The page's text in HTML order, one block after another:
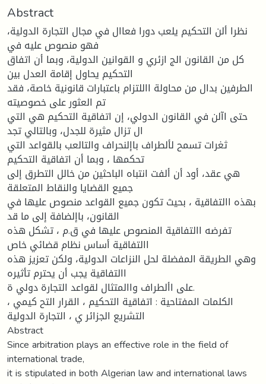
Abstract
نظرا ألن التحكيم يلعب دورا فعاال في مجال التجارة الدولية،
فهو منصوص عليه في
كل من القانون الج ازئري و القوانين الدولية، وبما أن اتفاق
التحكيم يحاول إقامة العدل بين
الطرفين بدال من محاولة االلتزام باعتبارات قانونية خاصة، فقد
تم العثور على خصوصيته
حتى اآلن في القانون الدولي، إن اتفاقية التحكيم هي التي
ال تزال مثيرة للجدل، وبالتالي تجد
ثغرات تسمح لألطراف باإلنحراف والتالعب بالقواعد التي
تحكمها ، وبما أن اتفاقية التحكيم
هي عقد، أود أن ألفت انتباه الباحثين من خالل التطرق إلى
جميع القضايا والنقاط المتعلقة
بهذه االتفاقية ، بحيث تكون جميع القواعد منصوص عليها في
القانون، باإلضافة إلى ما قد
تفرضه االتفاقية المنصوص عليها في ق.م ، تشكل هذه
االتفاقية أساس نظام قضائي خاص
وهي الطريقة المفضلة لحل النزاعات الدولية، ولكن تعزيز هذه
االتفاقية يجب أن يحترم تأثيره
على األطراف واالمتثال لقواعد التجارة دولي ة.
الكلمات المفتاحية : اتفاقية التحكيم ، القرار التح كيمي ،
التشريع الجزائر ي ، التجارة الدولية
Abstract
Since arbitration plays an effective role in the field of
international trade,
it is stipulated in both Algerian law and international laws